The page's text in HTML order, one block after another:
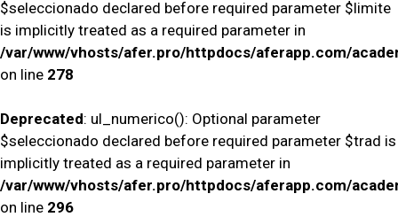
$seleccionado declared before required parameter $limite
is implicitly treated as a required parameter in
/var/www/vhosts/afer.pro/httpdocs/aferapp.com/
on line 278
Deprecated: ul_numerico(): Optional parameter
$seleccionado declared before required parameter $trad is
implicitly treated as a required parameter in
/var/www/vhosts/afer.pro/httpdocs/aferapp.com/
on line 296